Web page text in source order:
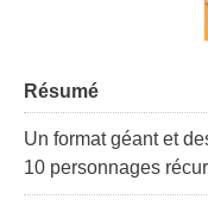
Résumé
Un format géant et
10 personnages